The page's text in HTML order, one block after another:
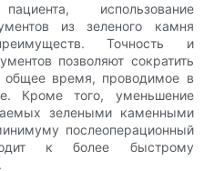
использование
из зеленого камня
Точность и
позволяют сократить
время, проводимое в
Кроме того, уменьшение
зелеными каменными
послеоперационный
к более быстрому